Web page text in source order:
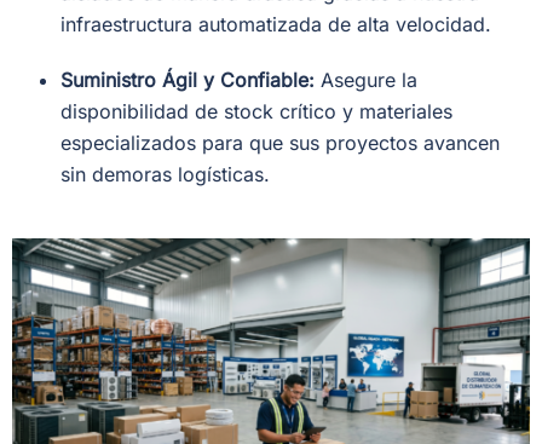
infraestructura automatizada de alta velocidad.
Suministro Ágil y Confiable: Asegure la
disponibilidad de stock crítico y materiales
especializados para que sus proyectos avancen
sin demoras logísticas.